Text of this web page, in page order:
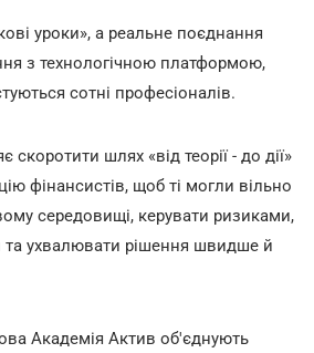
уроки», а реальне поєднання
з технологічною платформою,
сотні професіоналів.
скоротити шлях «від теорії - до дії»
фінансистів, щоб ті могли вільно
середовищі, керувати ризиками,
ухвалювати рішення швидше й
Академія Актив об'єднують